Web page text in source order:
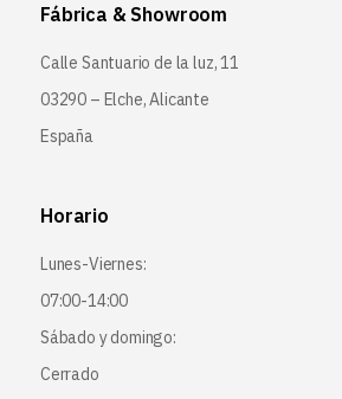
Fábrica & Showroom
Calle Santuario de la luz, 11
03290 – Elche, Alicante
España
Horario
Lunes-Viernes:
07:00-14:00
Sábado y domingo:
Cerrado